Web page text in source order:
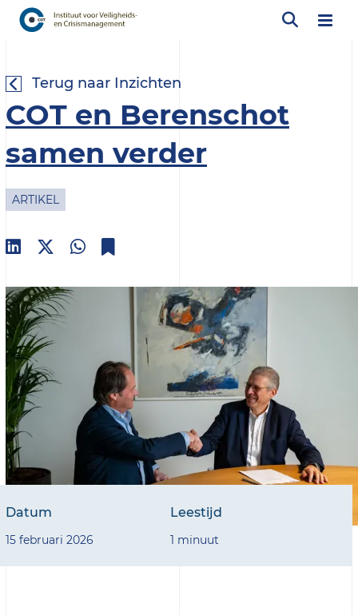
Terug naar Inzichten
COT en Berenschot
samen verder
ARTIKEL
Datum
15 februari 2026
Leestijd
1 minuut